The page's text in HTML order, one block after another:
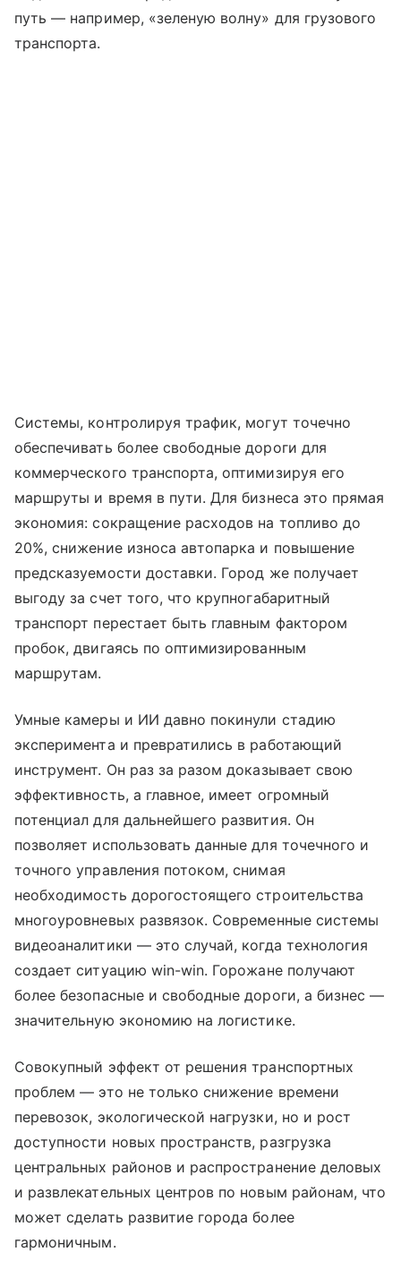
путь — например, «зеленую волну» для грузового
транспорта.
Системы, контролируя трафик, могут точечно
обеспечивать более свободные дороги для
коммерческого транспорта, оптимизируя его
маршруты и время в пути. Для бизнеса это прямая
экономия: сокращение расходов на топливо до
20%, снижение износа автопарка и повышение
предсказуемости доставки. Город же получает
выгоду за счет того, что крупногабаритный
транспорт перестает быть главным фактором
пробок, двигаясь по оптимизированным
маршрутам.
Умные камеры и ИИ давно покинули стадию
эксперимента и превратились в работающий
инструмент. Он раз за разом доказывает свою
эффективность, а главное, имеет огромный
потенциал для дальнейшего развития. Он
позволяет использовать данные для точечного и
точного управления потоком, снимая
необходимость дорогостоящего строительства
многоуровневых развязок. Современные системы
видеоаналитики — это случай, когда технология
создает ситуацию win-win. Горожане получают
более безопасные и свободные дороги, а бизнес —
значительную экономию на логистике.
Совокупный эффект от решения транспортных
проблем — это не только снижение времени
перевозок, экологической нагрузки, но и рост
доступности новых пространств, разгрузка
центральных районов и распространение деловых
и развлекательных центров по новым районам, что
может сделать развитие города более
гармоничным.